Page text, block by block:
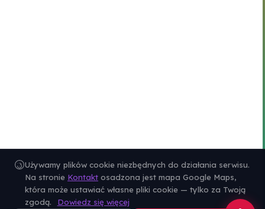
Używamy plików cookie niezbędnych do działania serwisu.
Na stronie Kontakt osadzona jest mapa Google Maps,
która może ustawiać własne pliki cookie — tylko za Twoją
zgodą.
Dowiedz się więcej